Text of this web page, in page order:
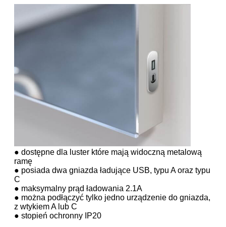
● dostępne dla luster które mają widoczną metalową
ramę
● posiada dwa gniazda ładujące USB, typu A oraz typu
C
● maksymalny prąd ładowania 2.1A
● można podłączyć tylko jedno urządzenie do gniazda,
z wtykiem A lub C
● stopień ochronny IP20